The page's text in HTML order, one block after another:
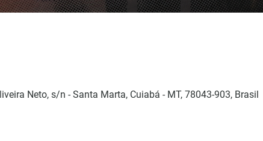
Neto, s/n - Santa Marta, Cuiabá - MT, 78043-903, Brasil